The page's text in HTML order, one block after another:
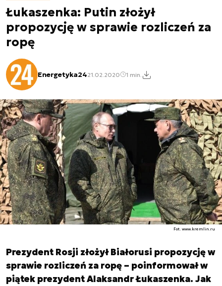
Łukaszenka: Putin złożył
propozycję w sprawie rozliczeń za
ropę
Energetyka2421.02.2020 1 min.
Fot. www.kremlin.ru
Prezydent Rosji złożył Białorusi propozycję w
sprawie rozliczeń za ropę – poinformował w
piątek prezydent Alaksandr Łukaszenka. Jak